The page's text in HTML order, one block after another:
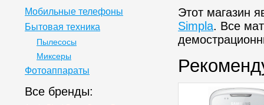
Этот магазин
Simpla. Все
Мобильные телефоны
Бытовая техника
Пылесосы
Миксеры
Фотоаппараты
Все бренды: